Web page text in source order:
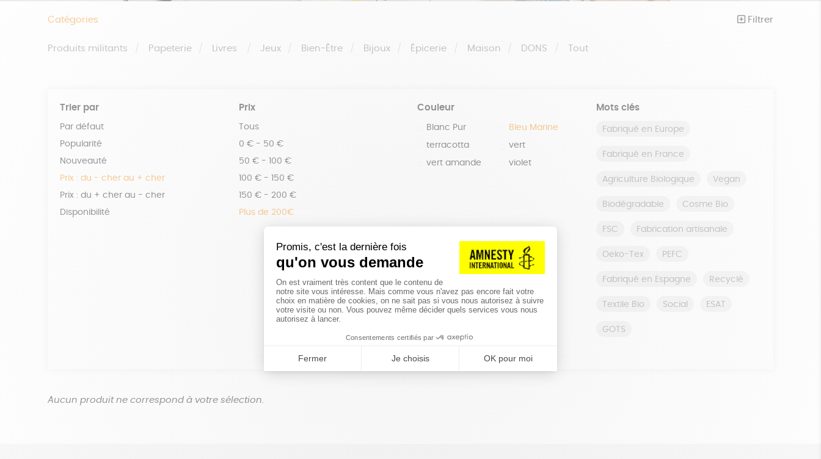
Catégories Filtrer
Produits militants Papeterie Livres Jeux Bien-Être Bijoux Épicerie Maison DONS Tout
Trier par
Par défaut
Popularité
Nouveauté
Prix : du - cher au + cher
Prix : du + cher au - cher
Disponibilité
Prix
Tous
0 € - 50 €
50 € - 100 €
100 € - 150 €
150 € - 200 €
Plus de 200€
Couleur
Blanc Pur Bleu Marine
terracotta vert
vert amande violet
Mots clés
Fabriqué en Europe
Fabriqué en France
Agriculture Biologique Vegan
Biodégradable Cosme Bio
FSC Fabrication artisanale
Oeko-Tex PEFC
Fabriqué en Espagne Recyclé
Textile Bio Social ESAT
GOTS
Aucun produit ne correspond à votre sélection.